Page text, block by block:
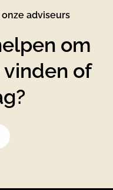
adviseurs
om
of